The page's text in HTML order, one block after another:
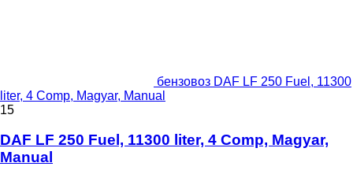
бензовоз DAF LF 250 Fuel, 11300
liter, 4 Comp, Magyar, Manual
15
DAF LF 250 Fuel, 11300 liter, 4 Comp, Magyar,
Manual